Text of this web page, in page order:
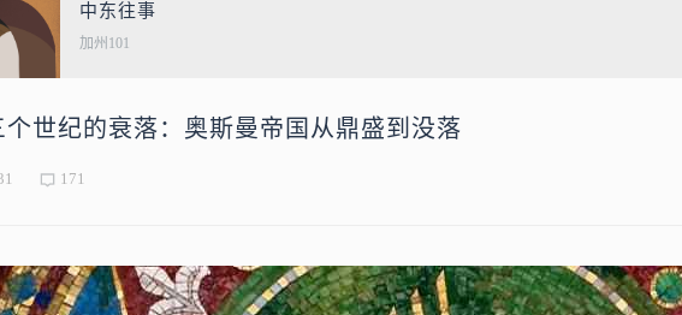
中东往事
加州101
个世纪的衰落：奥斯曼帝国从鼎盛到没落
171